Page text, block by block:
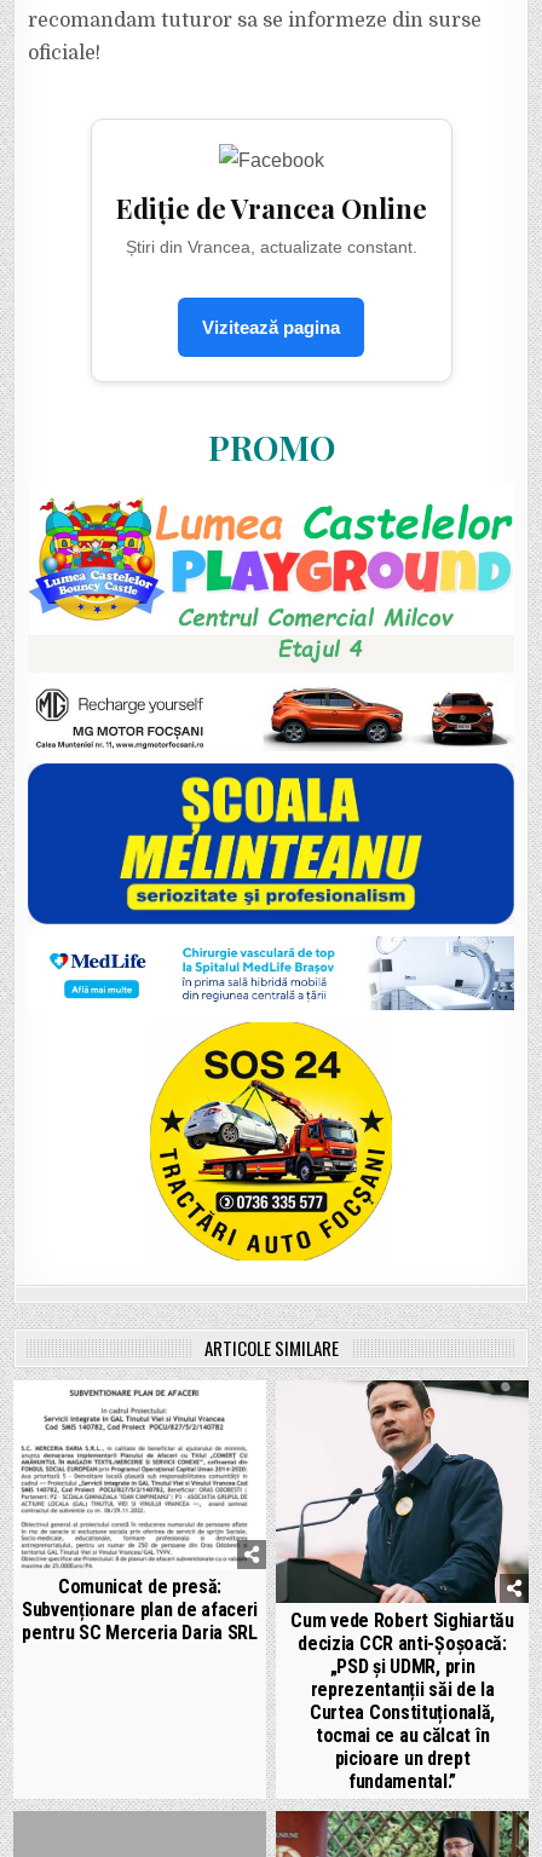
recomandam tuturor sa se informeze din surse
oficiale!
Ediție de Vrancea Online
Știri din Vrancea, actualizate constant.
Vizitează pagina
PROMO
ARTICOLE SIMILARE
Comunicat de presă:
Subvenționare plan de afaceri
pentru SC Merceria Daria SRL
Cum vede Robert Sighiartău
decizia CCR anti-Șoșoacă:
„PSD și UDMR, prin
reprezentanții săi de la
Curtea Constituțională,
tocmai ce au călcat în
picioare un drept
fundamental.”